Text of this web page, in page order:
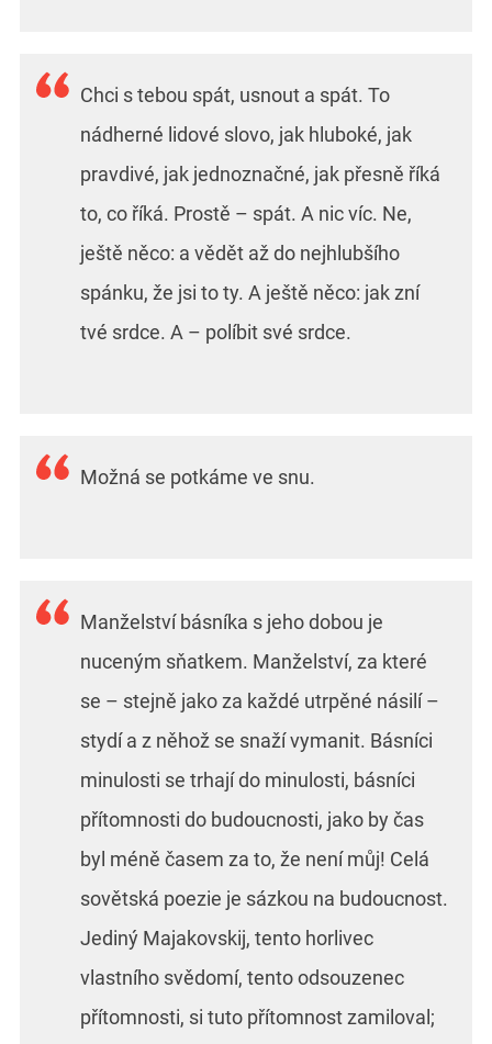
Chci s tebou spát, usnout a spát. To
nádherné lidové slovo, jak hluboké, jak
pravdivé, jak jednoznačné, jak přesně říká
to, co říká. Prostě – spát. A nic víc. Ne,
ještě něco: a vědět až do nejhlubšího
spánku, že jsi to ty. A ještě něco: jak zní
tvé srdce. A – políbit své srdce.
Možná se potkáme ve snu.
Manželství básníka s jeho dobou je
nuceným sňatkem. Manželství, za které
se – stejně jako za každé utrpěné násilí –
stydí a z něhož se snaží vymanit. Básníci
minulosti se trhají do minulosti, básníci
přítomnosti do budoucnosti, jako by čas
byl méně časem za to, že není můj! Celá
sovětská poezie je sázkou na budoucnost.
Jediný Majakovskij, tento horlivec
vlastního svědomí, tento odsouzenec
přítomnosti, si tuto přítomnost zamiloval;